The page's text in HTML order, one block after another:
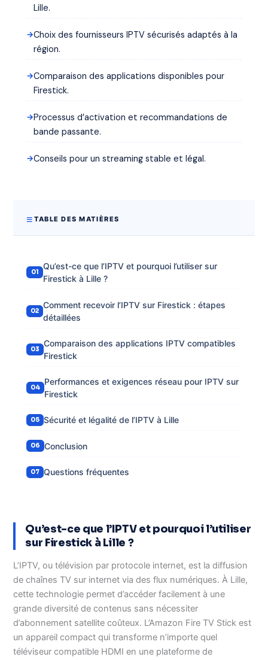
Lille.
Choix des fournisseurs IPTV sécurisés adaptés à la
région.
Comparaison des applications disponibles pour
Firestick.
Processus d’activation et recommandations de
bande passante.
Conseils pour un streaming stable et légal.
TABLE DES MATIÈRES
Qu’est-ce que l’IPTV et pourquoi l’utiliser sur
Firestick à Lille ?
Comment recevoir l’IPTV sur Firestick : étapes
détaillées
Comparaison des applications IPTV compatibles
Firestick
Performances et exigences réseau pour IPTV sur
Firestick
Sécurité et légalité de l’IPTV à Lille
Conclusion
Questions fréquentes
Qu’est-ce que l’IPTV et pourquoi l’utiliser
sur Firestick à Lille ?
L’IPTV, ou télévision par protocole internet, est la diffusion
de chaînes TV sur internet via des flux numériques. À Lille,
cette technologie permet d’accéder facilement à une
grande diversité de contenus sans nécessiter
d’abonnement satellite coûteux. L’Amazon Fire TV Stick est
un appareil compact qui transforme n’importe quel
téléviseur compatible HDMI en une plateforme de